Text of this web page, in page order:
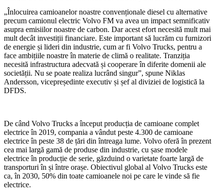
„Înlocuirea camioanelor noastre convenționale diesel cu alternative
precum camionul electric Volvo FM va avea un impact semnificativ
asupra emisiilor noastre de carbon. Dar acest efort necesită mult mai
mult decât investiții financiare. Este important să lucrăm cu furnizori
de energie și lideri din industrie, cum ar fi Volvo Trucks, pentru a
face ambițiile noastre în materie de climă o realitate. Tranziția
necesită infrastructura adecvată și cooperare în diferite domenii ale
societății. Nu se poate realiza lucrând singur”, spune Niklas
Andersson, vicepreședinte executiv și șef al diviziei de logistică la
DFDS.
De când Volvo Trucks a început producția de camioane complet
electrice în 2019, compania a vândut peste 4.300 de camioane
electrice în peste 38 de țări din întreaga lume. Volvo oferă în prezent
cea mai largă gamă de produse din industrie, cu șase modele
electrice în producție de serie, găzduind o varietate foarte largă de
transporturi în și între orașe. Obiectivul global al Volvo Trucks este
ca, în 2030, 50% din toate camioanele noi pe care le vinde să fie
electrice.